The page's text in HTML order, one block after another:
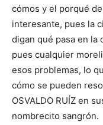
cómos y el porqué
interesante, pues la
digan qué pasa en la
pues cualquier
esos problemas, lo
cómo se pueden
OSVALDO RUÍZ en
nombrecito sangrón.